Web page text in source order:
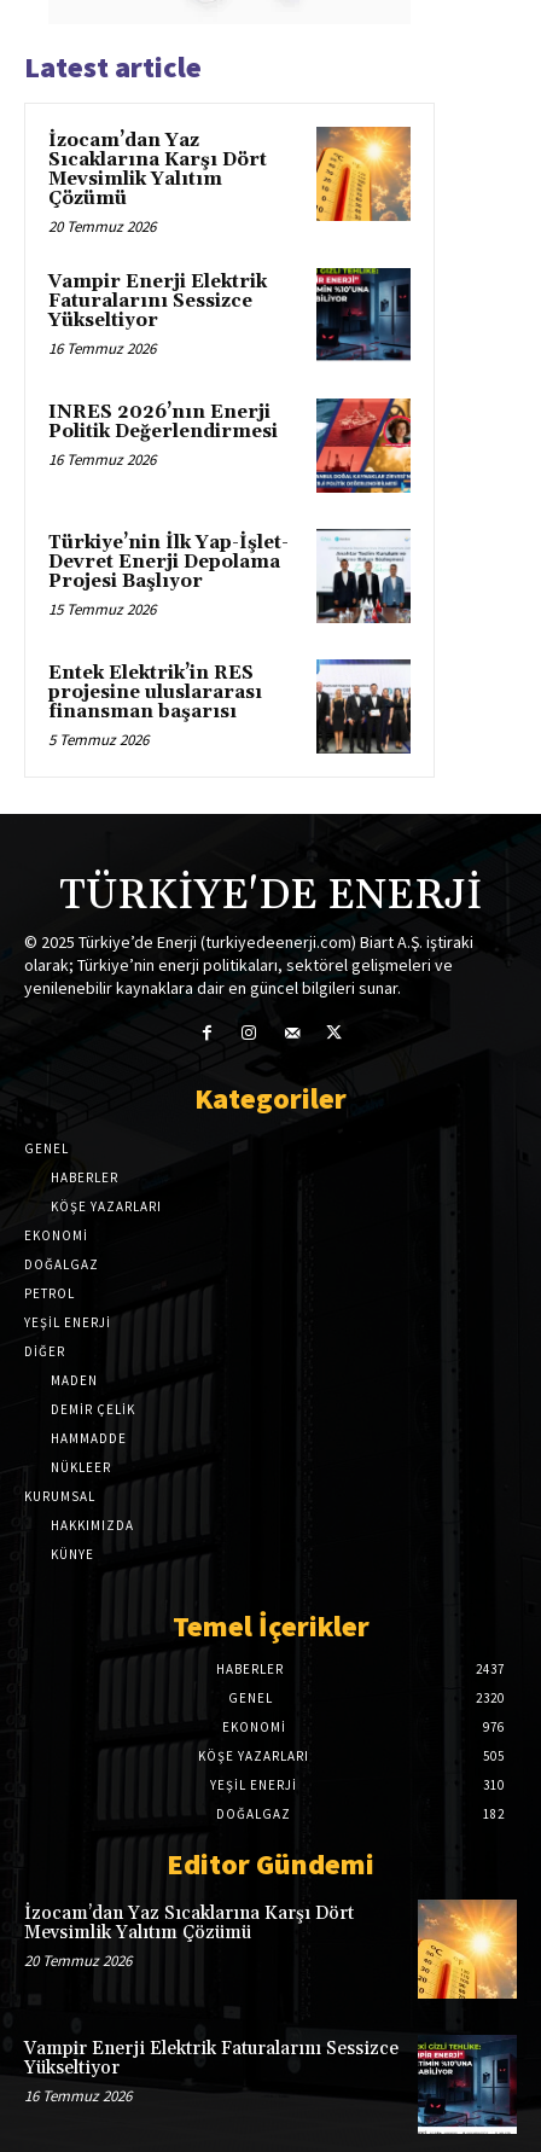
Latest article
İzocam’dan Yaz
Sıcaklarına Karşı Dört
Mevsimlik Yalıtım
Çözümü
20 Temmuz 2026
Vampir Enerji Elektrik
Faturalarını Sessizce
Yükseltiyor
16 Temmuz 2026
INRES 2026’nın Enerji
Politik Değerlendirmesi
16 Temmuz 2026
Türkiye’nin İlk Yap-İşlet-
Devret Enerji Depolama
Projesi Başlıyor
15 Temmuz 2026
Entek Elektrik’in RES
projesine uluslararası
finansman başarısı
5 Temmuz 2026
TÜRKİYE'DE ENERJİ
© 2025 Türkiye’de Enerji (turkiyedeenerji.com) Biart A.Ş. iştiraki
olarak; Türkiye’nin enerji politikaları, sektörel gelişmeleri ve
yenilenebilir kaynaklara dair en güncel bilgileri sunar.
Kategoriler
GENEL
HABERLER
KÖŞE YAZARLARI
EKONOMİ
DOĞALGAZ
PETROL
YEŞİL ENERJİ
DİĞER
MADEN
DEMİR ÇELİK
HAMMADDE
NÜKLEER
KURUMSAL
HAKKIMIZDA
KÜNYE
Temel İçerikler
HABERLER
2437
GENEL
2320
EKONOMI
976
KÖŞE YAZARLARI
505
YEŞİL ENERJİ
310
DOĞALGAZ
182
Editor Gündemi
İzocam’dan Yaz Sıcaklarına Karşı Dört
Mevsimlik Yalıtım Çözümü
20 Temmuz 2026
Vampir Enerji Elektrik Faturalarını Sessizce
Yükseltiyor
16 Temmuz 2026